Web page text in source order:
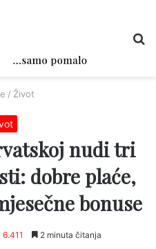
/ Život
nudi tri
dobre plaće,
bonuse
6.411 2 minuta čitanja